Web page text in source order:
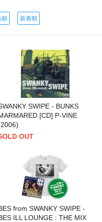
順 新着順
SWIPE - BUNKS
[CD] P-VINE
OUT
from SWANKY SWIPE -
ILL LOUNGE : THE MIX